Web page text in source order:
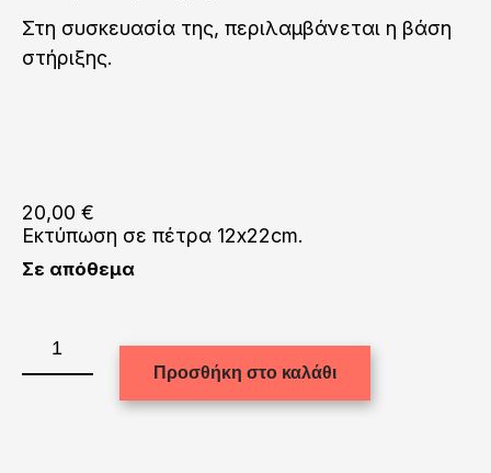
Στη συσκευασία της, περιλαμβάνεται η βάση
στήριξης.
20,00 €
Εκτύπωση σε πέτρα 12x22cm.
Σε απόθεμα
πέτρα
(12x22cm.)
Προσθήκη στο καλάθι